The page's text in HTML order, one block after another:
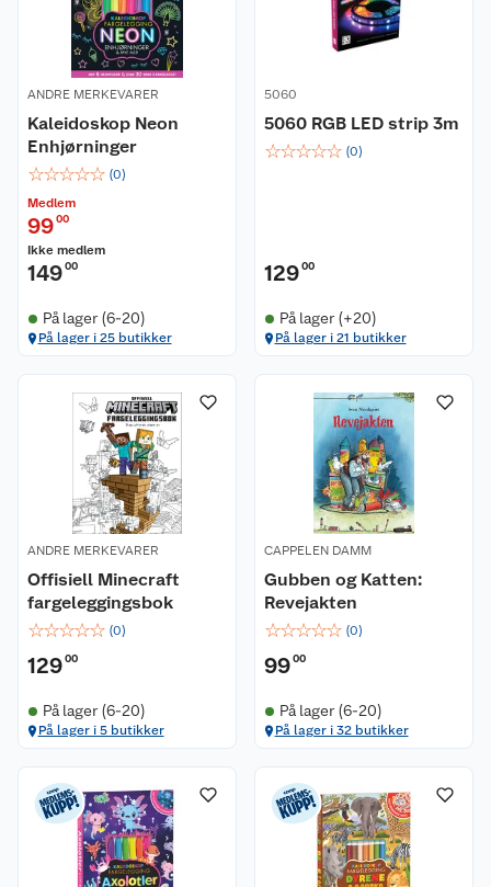
ANDRE MERKEVARER
Kaleidoskop Neon
Enhjørninger
☆☆☆☆☆ (0)
Medlem
9900
Ikke medlem
14900
På lager (6-20)
På lager i 25 butikker
5060
5060 RGB LED strip 3m
☆☆☆☆☆ (0)
12900
På lager (+20)
På lager i 21 butikker
ANDRE MERKEVARER
Offisiell Minecraft
fargeleggingsbok
☆☆☆☆☆ (0)
12900
På lager (6-20)
På lager i 5 butikker
CAPPELEN DAMM
Gubben og Katten:
Revejakten
☆☆☆☆☆ (0)
9900
På lager (6-20)
På lager i 32 butikker